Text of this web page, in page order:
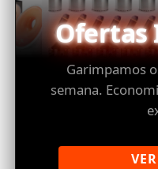
Ofertas
Garimpamos
semana.